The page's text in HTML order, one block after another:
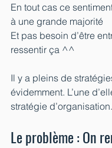
En tout cas ce
à une grande majorité
Et pas besoin d’être
ressentir ça ^^
Il y a pleins de
évidemment. L’une
stratégie d’organisation.
Le problème : On